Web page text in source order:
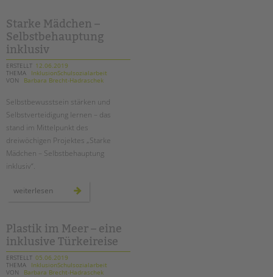
KARRIERE
Stellenangebote
tandem als Arbeitgeberin
NEWS/BLOG
unkuerzbar
Briefe an Kai
PRESSE
KONTAKT
Datenschutz
Hinweisgebersystem
Intranet
lauf
der
berliner
wasserbetriebe
Starke Mädchen –
Selbstbehauptung
inklusiv
ERSTELLT 12.06.2019
THEMA
InklusionSchulsozialarbeit
VON
Barbara Brecht-Hadraschek
Selbstbewusstsein stärken und
Selbstverteidigung lernen – das
stand im Mittelpunkt des
dreiwöchigen Projektes „Starke
Mädchen – Selbstbehauptung
inklusiv“.
weiterlesen
mädchen
Plastik im Meer – eine
inklusive Türkeireise
ERSTELLT 05.06.2019
THEMA
InklusionSchulsozialarbeit
VON
Barbara Brecht-Hadraschek